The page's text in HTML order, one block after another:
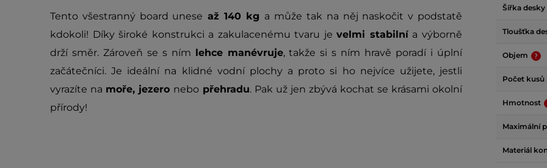
Tento všestranný board unese až 140 kg a může tak na něj naskočit v podstatě
kdokoli! Díky široké konstrukci a zakulacenému tvaru jevelmi stabilnía výborně
drží směr. Zároveň se s ním lehce manévruje, takže si s ním hravě poradí i úplní
začátečníci. Je ideální na klidné vodní plochy a proto si ho nejvíce užijete, jestli
vyrazíte na moře, jezero nebo přehradu. Pak už jen zbývá kochat se krásami okolní
přírody!
Šířka desky
Tloušťka
Objem
Počet kusů
Hmotnost
Maximální
Materiál